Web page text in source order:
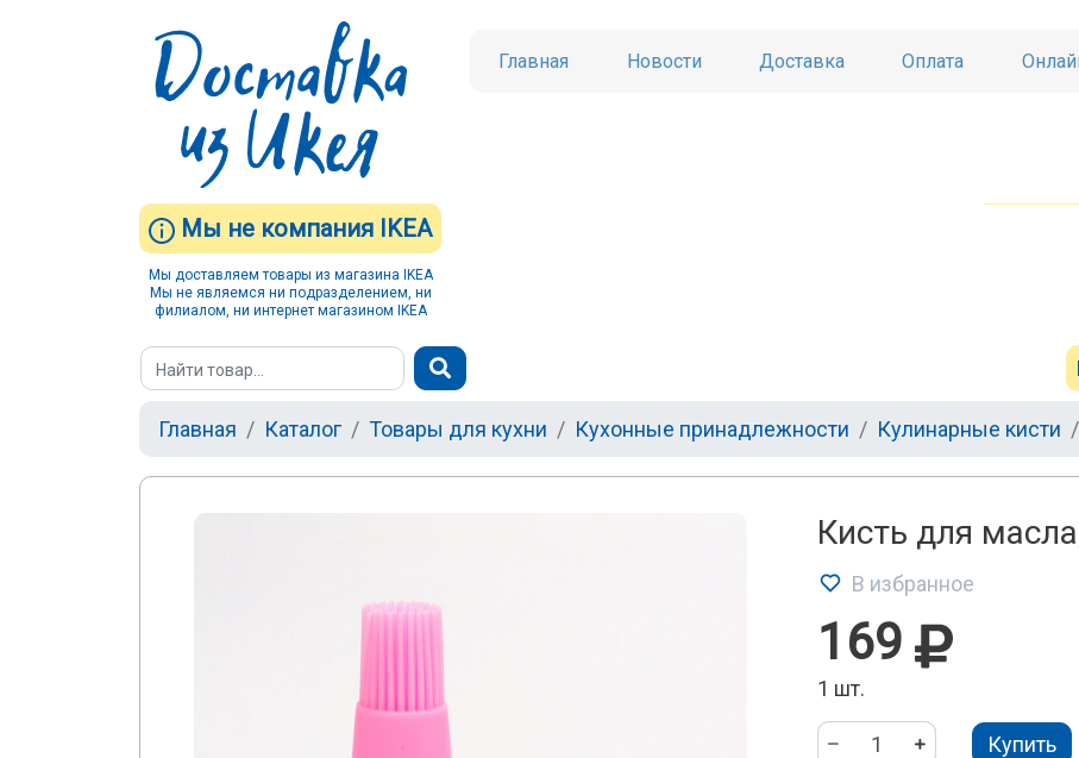
Мы не компания IKEA
Мы доставляем товары из магазина IKEA
Мы не являемся ни подразделением, ни
филиалом, ни интернет магазином IKEA
Главная Новости Доставка Оплата
Главная Каталог Товары для кухни Кухонные принадлежности Кулинарные кисти
Кисть для
В избранное
169
1 шт.
Купить